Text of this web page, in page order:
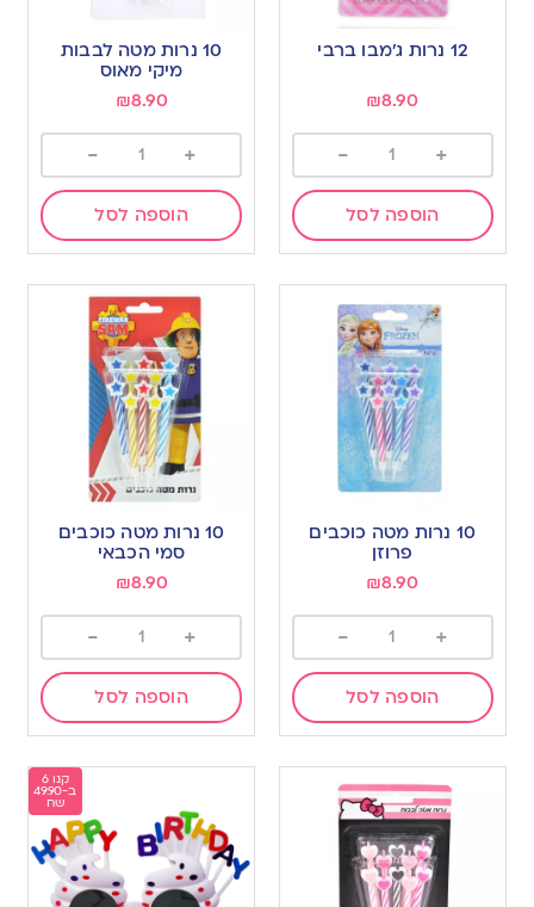
12 נרות ג’מבו ברבי
₪8.90
+
-
הוספה לסל
10 נרות מטה לבבות
מיקי מאוס
₪8.90
+
-
הוספה לסל
10 נרות מטה כוכבים
פרוזן
₪8.90
+
-
הוספה לסל
10 נרות מטה כוכבים
סמי הכבאי
₪8.90
+
-
הוספה לסל
קנו 6
ב-49.90
שח